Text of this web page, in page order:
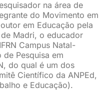
na área de
do Movimento em
em Educação pela
Madri, o educador
Campus Natal-
Pesquisa em
do qual é um dos
Científico da ANPEd,
e Educação).